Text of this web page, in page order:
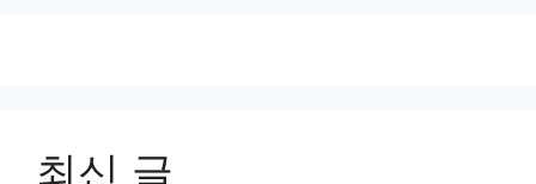
최신 글